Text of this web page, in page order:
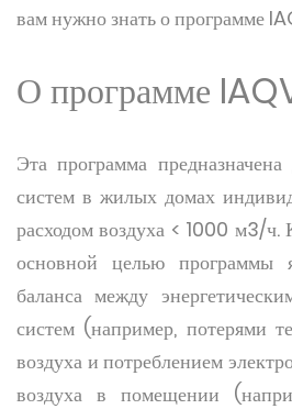
вам нужно знать о программе
О программе
Эта программа
систем в жилых домах
расходом воздуха < 1000 м3/ч.
основной целью программы
баланса между
систем (например, потерями
воздуха и потреблением
воздуха в помещении